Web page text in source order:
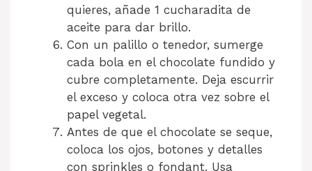
quieres, añade 1 cucharadita de
aceite para dar brillo.
Con un palillo o tenedor, sumerge
cada bola en el chocolate fundido y
cubre completamente. Deja escurrir
el exceso y coloca otra vez sobre el
papel vegetal.
Antes de que el chocolate se seque,
coloca los ojos, botones y detalles
con sprinkles o fondant. Usa